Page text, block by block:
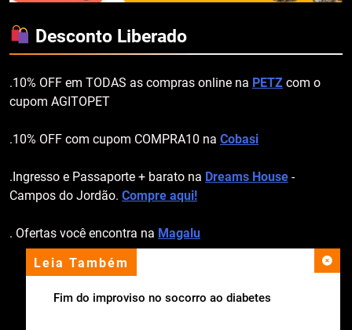
Leia Também
Fim do improviso no socorro ao diabetes
Desconto Liberado
.10% OFF em TODAS as compras online na PETZ com o
cupom AGITOPET
.10% OFF com cupom COMPRA10 na Cobasi
.Ingresso e Passaporte + barato na Dreams House -
Campos do Jordão. Compre aqui!
. Ofertas você encontra na Magalu
apoio institucional